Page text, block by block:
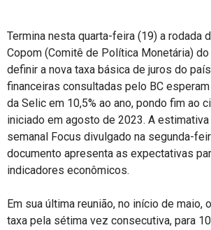
Termina nesta quarta-feira (19) a rodada
Copom (Comitê de Política Monetária) do
definir a nova taxa básica de juros do
financeiras consultadas pelo BC
da Selic em 10,5% ao ano, pondo fim ao
iniciado em agosto de 2023. A
semanal Focus divulgado na segunda-
documento apresenta as expectativas
indicadores econômicos.
Em sua última reunião, no início de maio,
taxa pela sétima vez consecutiva, para